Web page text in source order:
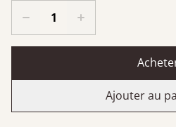
Ajouter au